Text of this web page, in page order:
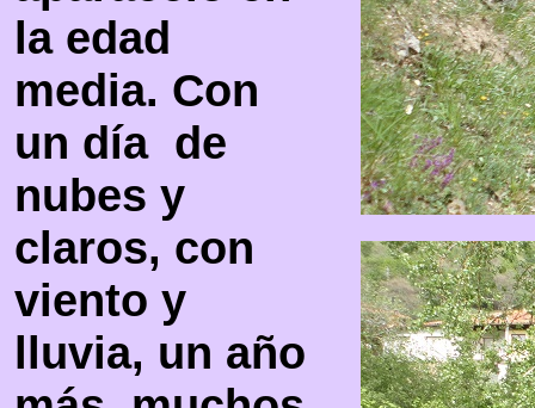
la edad
media. Con
un día de
nubes y
claros, con
viento y
lluvia, un año